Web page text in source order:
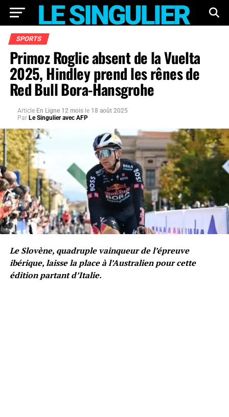
SPORTS
Primoz Roglic absent de la Vuelta
2025, Hindley prend les rênes de
Red Bull Bora-Hansgrohe
Article En Ligne 12 mois le 18 août 2025
Par Le Singulier avec AFP
Le Slovène, quadruple vainqueur de l’épreuve
ibérique, laisse la place à l’Australien pour cette
édition partant d’Italie.